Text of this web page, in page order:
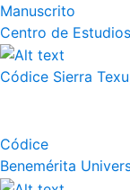
Manuscrito
Centro de
Códice Sierra
Códice
Benemérita